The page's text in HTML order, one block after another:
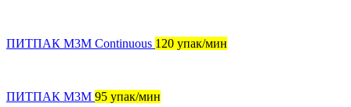
ПИТПАК М3М Continuous 120 упак/мин
ПИТПАК М3М 95 упак/мин